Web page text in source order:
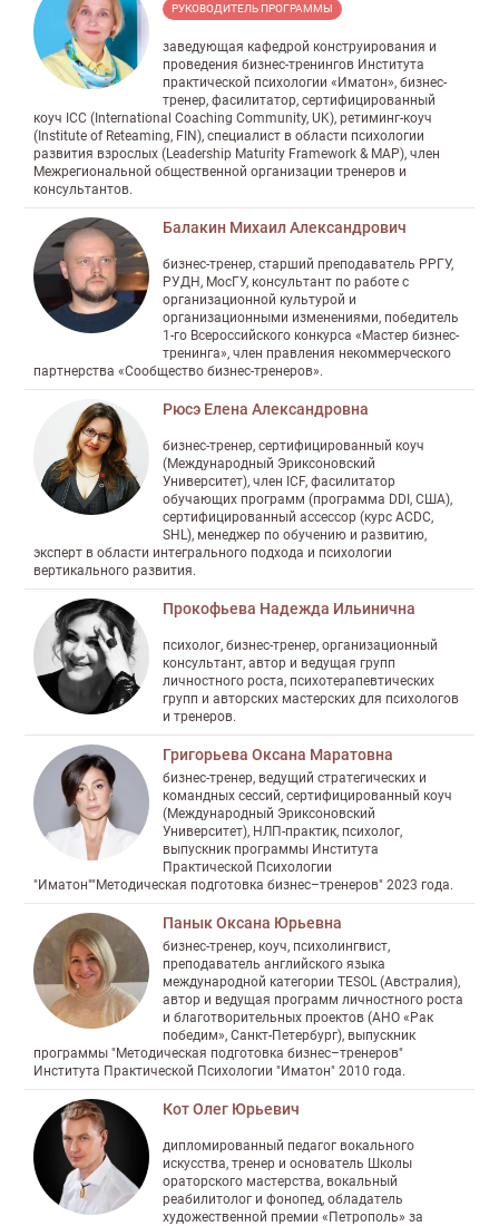
РУКОВОДИТЕЛЬ ПРОГРАММЫ
заведующая кафедрой конструирования и
проведения бизнес-тренингов Института
практической психологии «Иматон», бизнес-
тренер, фасилитатор, сертифицированный
коуч ICC (International Coaching Community, UK), ретиминг-коуч
(Institute of Reteaming, FIN), специалист в области психологии
развития взрослых (Leadership Maturity Framework & MAP), член
Межрегиональной общественной организации тренеров и
консультантов.
Балакин Михаил Александрович
бизнес-тренер, старший преподаватель РРГУ,
РУДН, МосГУ, консультант по работе с
организационной культурой и
организационными изменениями, победитель
1-го Всероссийского конкурса «Мастер бизнес-
тренинга», член правления некоммерческого
партнерства «Сообщество бизнес-тренеров».
Рюсэ Елена Александровна
бизнес-тренер, сертифицированный коуч
(Международный Эриксоновский
Университет), член ICF, фасилитатор
обучающих программ (программа DDI, США),
сертифицированный ассессор (курс ACDC,
SHL), менеджер по обучению и развитию,
эксперт в области интегрального подхода и психологии
вертикального развития.
Прокофьева Надежда Ильинична
психолог, бизнес-тренер, организационный
консультант, автор и ведущая групп
личностного роста, психотерапевтических
групп и авторских мастерских для психологов
и тренеров.
Григорьева Оксана Маратовна
бизнес-тренер, ведущий стратегических и
командных сессий, сертифицированный коуч
(Международный Эриксоновский
Университет), НЛП-практик, психолог,
выпускник программы Института
Практической Психологии
"Иматон""Методическая подготовка бизнес–тренеров" 2023 года.
Панык Оксана Юрьевна
бизнес-тренер, коуч, психолингвист,
преподаватель английского языка
международной категории TESOL (Австралия),
автор и ведущая программ личностного роста
и благотворительных проектов (АНО «Рак
победим», Санкт-Петербург), выпускник
программы "Методическая подготовка бизнес–тренеров"
Института Практической Психологии "Иматон" 2010 года.
Кот Олег Юрьевич
дипломированный педагог вокального
искусства, тренер и основатель Школы
ораторского мастерства, вокальный
реабилитолог и фонопед, обладатель
художественной премии «Петрополь» за